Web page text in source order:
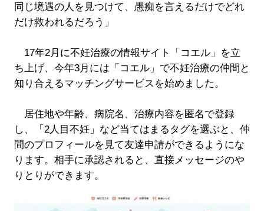
同じ境遇の人を見つけて、愚痴を言えるだけでどれ
だけ救われるだろう」
17年2月に不妊治療の情報サイト「コエル」を立
ち上げ、今年3月には「コエル」で不妊治療の仲間と
知り合えるマッチングサービスを始めました。
居住地や年齢、病院名、治療内容を匿名で登録
し、「2人目不妊」など当てはまるタグを選ぶと、仲
間のプロフィールを見て友達申請ができるようにな
ります。相手に承認されると、直接メッセージのや
りとりができます。